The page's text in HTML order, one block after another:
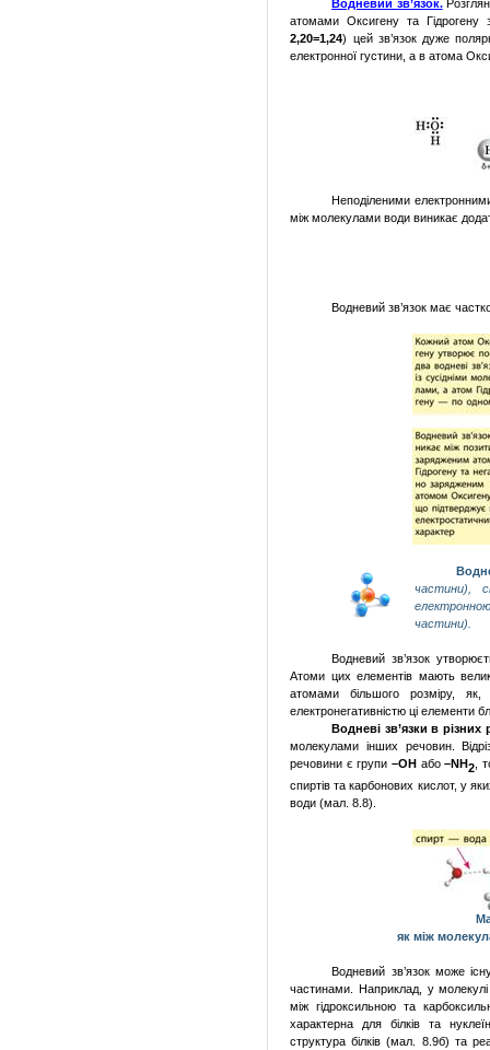
Водневий зв’язок.
атомами Оксигену та Гідрогену
2,20=1,24) цей зв’язок дуже
електронної густини, ав атома
Неподіленими
між молекулами води виникає
Водневий зв’язок має
частини),
частини).
Водневий зв’язок
Атоми цих елементів мають
атомами більшого розміру,
електронегативністю ці елементи
Водневі зв’язки в
молекулами інших речовин.
речовини є групи–ОН або–NH2 ,
спиртів та карбонових кислот, у
води (мал. 8.8).
як між
Водневий зв’язок може
частинами. Наприклад, у молекулі
між гідроксильною та
характерна для білків та
структура білків (мал. 8.9б) та